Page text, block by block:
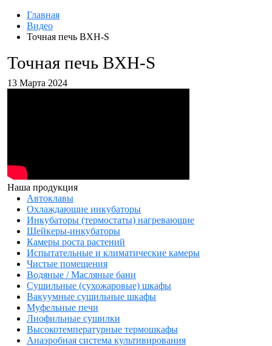
Главная
Видео
Точная печь BXH-S
Точная печь BXH-S
13 Марта 2024
Наша продукция
Автоклавы
Охлаждающие инкубаторы
Инкубаторы (термостаты) нагревающие
Шейкеры-инкубаторы
Камеры роста растений
Испытательные и климатические камеры
Чистые помещения
Водяные / Масляные бани
Сушильные (сухожаровые) шкафы
Вакуумные сушильные шкафы
Муфельные печи
Лиофильные сушилки
Высокотемпературные термошкафы
Анаэробная система культивирования